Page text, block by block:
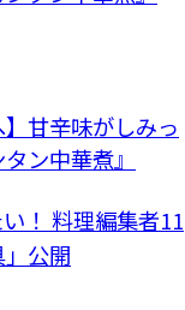
】甘辛味がしみっ
ン中華煮』